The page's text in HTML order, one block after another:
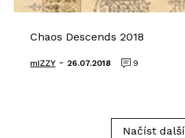
Chaos Descends 2018
mIZZY - 26.07.2018 9
Načíst další